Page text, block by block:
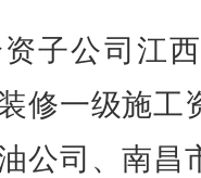
子公司江
修一级施工
公司、南昌